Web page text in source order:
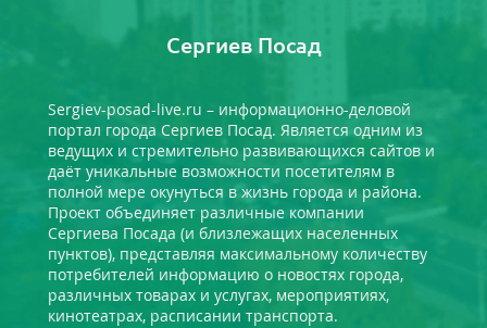
Сергиев Посад
Sergiev-posad-live.ru – информационно-деловой
портал города Сергиев Посад. Является одним из
ведущих и стремительно развивающихся сайтов и
даёт уникальные возможности посетителям в
полной мере окунуться в жизнь города и района.
Проект объединяет различные компании
Сергиева Посада (и близлежащих населенных
пунктов), представляя максимальному количеству
потребителей информацию о новостях города,
различных товарах и услугах, мероприятиях,
кинотеатрах, расписании транспорта.